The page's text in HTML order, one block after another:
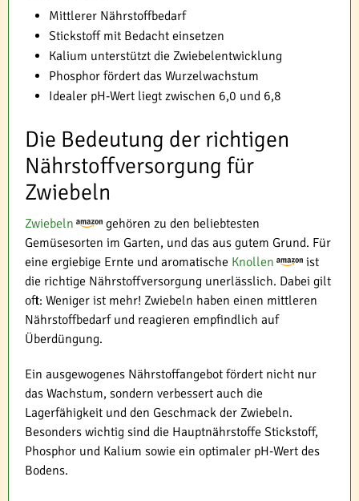
Mittlerer Nährstoffbedarf
Stickstoff mit Bedacht einsetzen
Kalium unterstützt die Zwiebelentwicklung
Phosphor fördert das Wurzelwachstum
Idealer pH-Wert liegt zwischen 6,0 und 6,8
Die Bedeutung der richtigen
Nährstoffversorgung für
Zwiebeln
Zwiebeln
gehören zu den beliebtesten
Gemüsesorten im Garten, und das aus gutem Grund. Für
eine ergiebige Ernte und aromatische Knollen
ist
die richtige Nährstoffversorgung unerlässlich. Dabei gilt
oft: Weniger ist mehr! Zwiebeln haben einen mittleren
Nährstoffbedarf und reagieren empfindlich auf
Überdüngung.
Ein ausgewogenes Nährstoffangebot fördert nicht nur
das Wachstum, sondern verbessert auch die
Lagerfähigkeit und den Geschmack der Zwiebeln.
Besonders wichtig sind die Hauptnährstoffe Stickstoff,
Phosphor und Kalium sowie ein optimaler pH-Wert des
Bodens.